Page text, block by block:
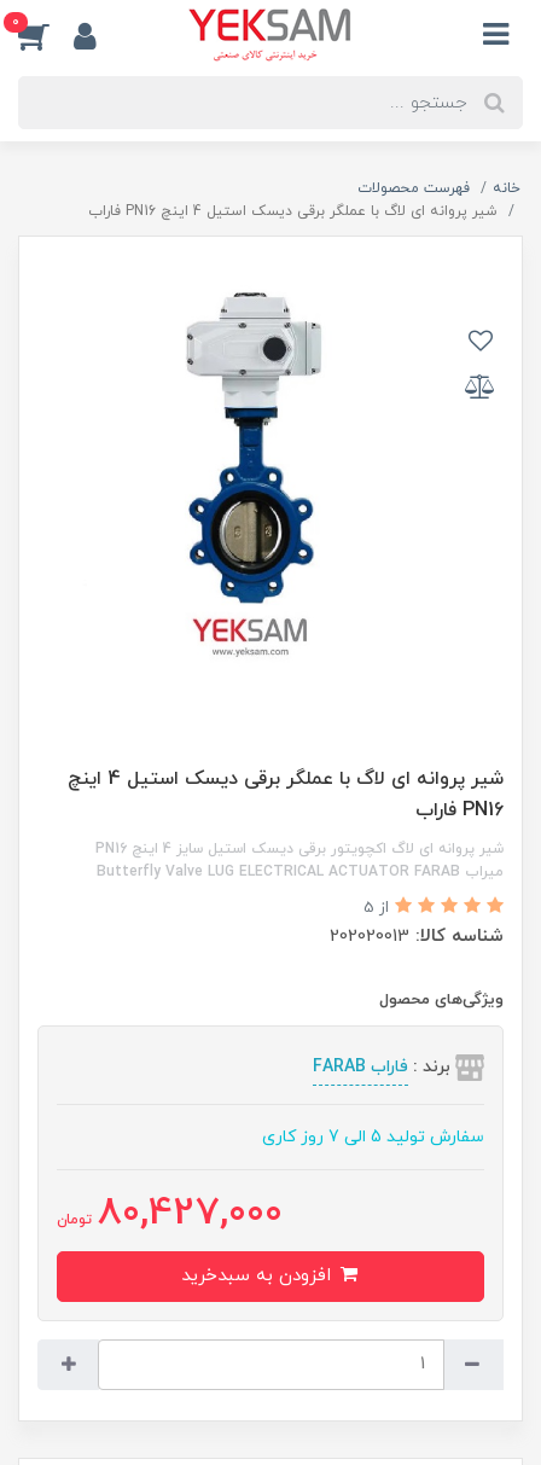
0
خانه
فهرست محصولات
شیر پروانه ای لاگ با عملگر برقی دیسک استیل 4 اینچ PN16 فاراب
شیر پروانه ای لاگ با عملگر برقی دیسک استیل 4 اینچ
PN16 فاراب
شیر پروانه ای لاگ اکچویتور برقی دیسک استیل سایز 4 اینچ PN16
میراب Butterfly Valve LUG ELECTRICAL ACTUATOR FARAB
از 5
شناسه کالا: 202020013
ویژگی‌های محصول
برند : فاراب FARAB
سفارش تولید 5 الی 7 روز کاری
80,427,000 تومان